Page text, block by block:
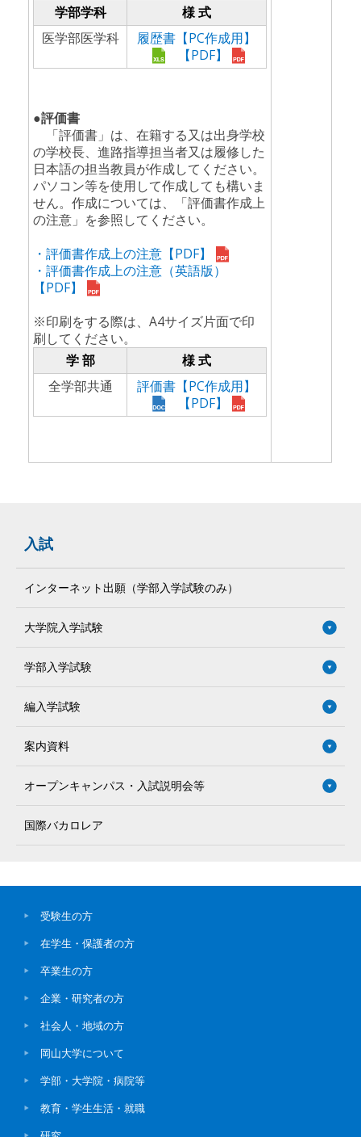
学部学科
様 式
医学部医学科
履歴書【PC作成用】
【PDF】
●評価書
「評価書」は、在籍する又は出身学校
の学校長、進路指導担当者又は履修した
日本語の担当教員が作成してください。
パソコン等を使用して作成しても構いま
せん。作成については、「評価書作成上
の注意」を参照してください。
・評価書作成上の注意【PDF】
・評価書作成上の注意（英語版）
【PDF】
※印刷をする際は、A4サイズ片面で印
刷してください。
学 部
様 式
全学部共通
評価書【PC作成用】
【PDF】
入試
インターネット出願（学部入学試験のみ）
大学院入学試験
学部入学試験
編入学試験
案内資料
オープンキャンパス・入試説明会等
国際バカロレア
受験生の方
在学生・保護者の方
卒業生の方
企業・研究者の方
社会人・地域の方
岡山大学について
学部・大学院・病院等
教育・学生生活・就職